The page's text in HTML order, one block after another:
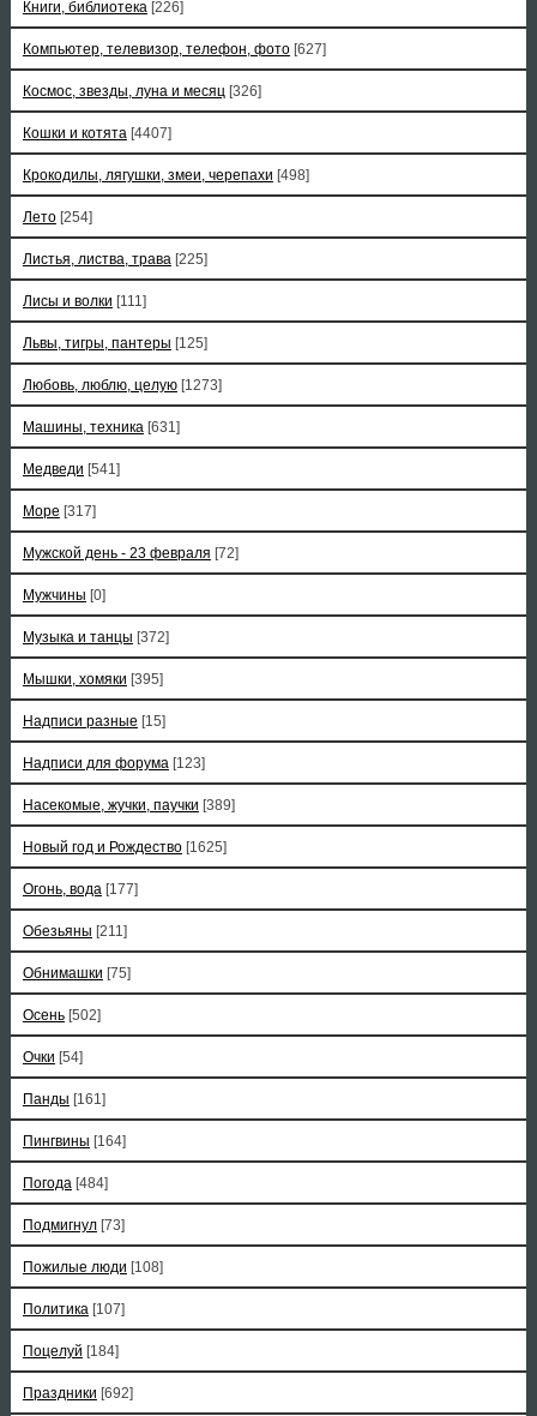
Книги, библиотека [226]
Компьютер, телевизор, телефон, фото [627]
Космос, звезды, луна и месяц [326]
Кошки и котята [4407]
Крокодилы, лягушки, змеи, черепахи [498]
Лето [254]
Листья, листва, трава [225]
Лисы и волки [111]
Львы, тигры, пантеры [125]
Любовь, люблю, целую [1273]
Машины, техника [631]
Медведи [541]
Море [317]
Мужской день - 23 февраля [72]
Мужчины [0]
Музыка и танцы [372]
Мышки, хомяки [395]
Надписи разные [15]
Надписи для форума [123]
Насекомые, жучки, паучки [389]
Новый год и Рождество [1625]
Огонь, вода [177]
Обезьяны [211]
Обнимашки [75]
Осень [502]
Очки [54]
Панды [161]
Пингвины [164]
Погода [484]
Подмигнул [73]
Пожилые люди [108]
Политика [107]
Поцелуй [184]
Праздники [692]